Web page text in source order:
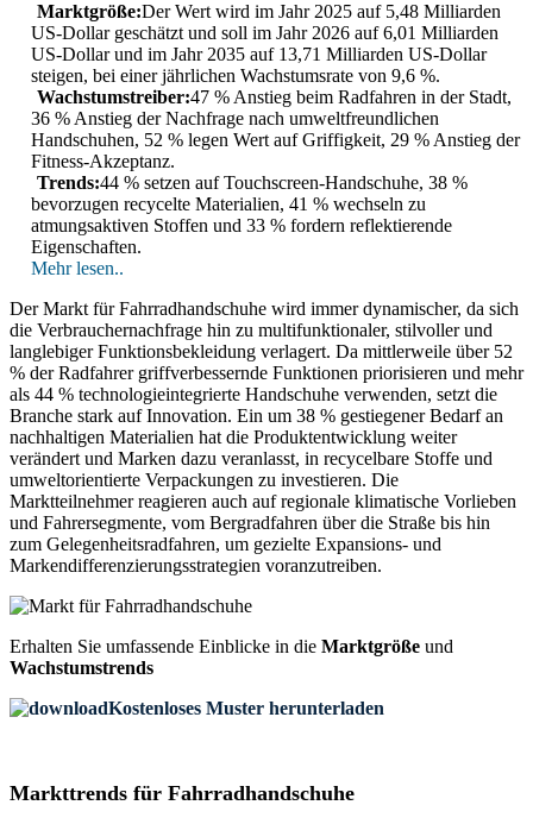
Marktgröße:Der Wert wird im Jahr 2025 auf 5,48 Milliarden
US-Dollar geschätzt und soll im Jahr 2026 auf 6,01 Milliarden
US-Dollar und im Jahr 2035 auf 13,71 Milliarden US-Dollar
steigen, bei einer jährlichen Wachstumsrate von 9,6 %.
Wachstumstreiber:47 % Anstieg beim Radfahren in der Stadt,
36 % Anstieg der Nachfrage nach umweltfreundlichen
Handschuhen, 52 % legen Wert auf Griffigkeit, 29 % Anstieg der
Fitness-Akzeptanz.
Trends:44 % setzen auf Touchscreen-Handschuhe, 38 %
bevorzugen recycelte Materialien, 41 % wechseln zu
atmungsaktiven Stoffen und 33 % fordern reflektierende
Eigenschaften.
Mehr lesen..
Der Markt für Fahrradhandschuhe wird immer dynamischer, da sich
die Verbrauchernachfrage hin zu multifunktionaler, stilvoller und
langlebiger Funktionsbekleidung verlagert. Da mittlerweile über 52
% der Radfahrer griffverbessernde Funktionen priorisieren und mehr
als 44 % technologieintegrierte Handschuhe verwenden, setzt die
Branche stark auf Innovation. Ein um 38 % gestiegener Bedarf an
nachhaltigen Materialien hat die Produktentwicklung weiter
verändert und Marken dazu veranlasst, in recycelbare Stoffe und
umweltorientierte Verpackungen zu investieren. Die
Marktteilnehmer reagieren auch auf regionale klimatische Vorlieben
und Fahrersegmente, vom Bergradfahren über die Straße bis hin
zum Gelegenheitsradfahren, um gezielte Expansions- und
Markendifferenzierungsstrategien voranzutreiben.
Erhalten Sie umfassende Einblicke in die Marktgröße und
Wachstumstrends
Kostenloses Muster herunterladen
Markttrends für Fahrradhandschuhe